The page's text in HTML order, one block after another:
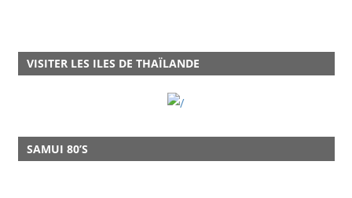
VISITER LES ILES DE THAÏLANDE
SAMUI 80’S